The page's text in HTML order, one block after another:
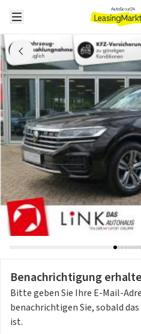
Benachrichtigung
Bitte geben Sie Ihre E-Mail-
benachrichtigen Sie, sobald
ist.